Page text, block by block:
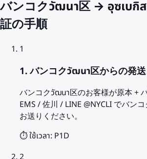
バンコクวัฒนา区 → อุซเบกิ
証の手順
1
1. バンコクวัฒนา区からの発送
バンコクวัฒนา区のお客様が原本 +
EMS / 佐川 / LINE @NYCLI でバン
お送りください。
⏱️ ใช้เวลา: P1D